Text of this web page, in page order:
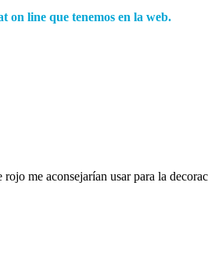
on line que tenemos en la web.
me aconsejarían usar para la